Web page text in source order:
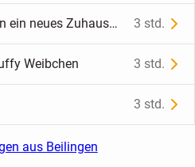
4 liebe Katzenkinder suchen ein neues Zuhause 🐾 3 std.
Weibchen 3 std.
3 std.
aus Beilingen